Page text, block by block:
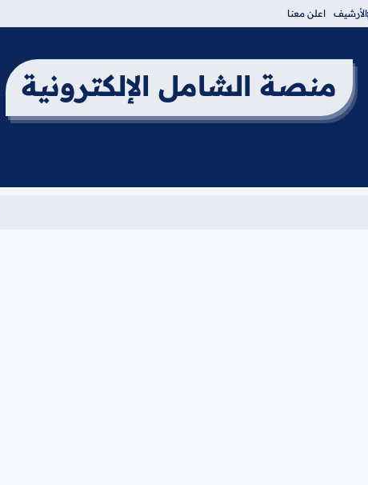
الأرشيف اعلن معنا
منصة الشامل الإلكترونية
برنامج امتحان